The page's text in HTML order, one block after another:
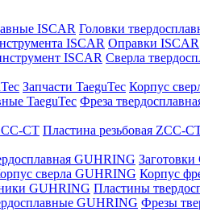
ISCAR Головки
ISCAR Оправки ISCAR
ISCAR Сверла
Запчасти TaeguTec Корпус
TaeguTec Фреза
CT Пластина резьбовая ZCC-
GUHRING
сверла GUHRING Корпус
GUHRING Пластины
GUHRING Фрезы